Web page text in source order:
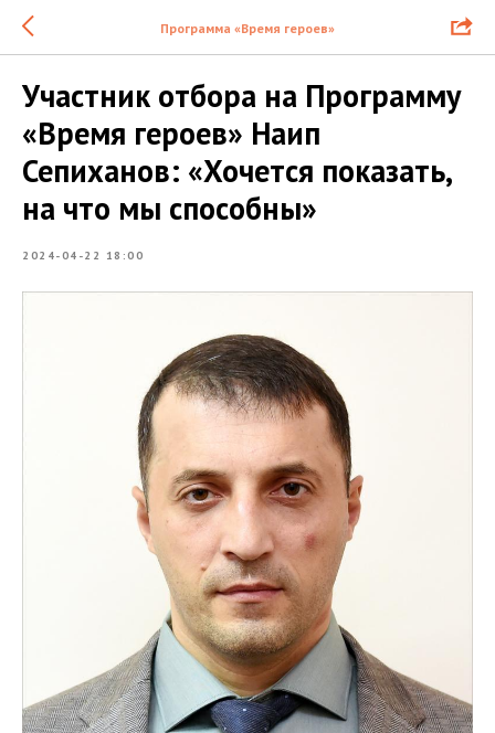
Программа «Время героев»
Участник отбора на Программу
«Время героев» Наип
Сепиханов: «Хочется показать,
на что мы способны»
2024-04-22 18:00